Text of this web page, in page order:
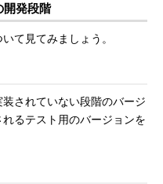
開発段階
て見てみましょう。
されていない段階のバージ
るテスト用のバージョンを